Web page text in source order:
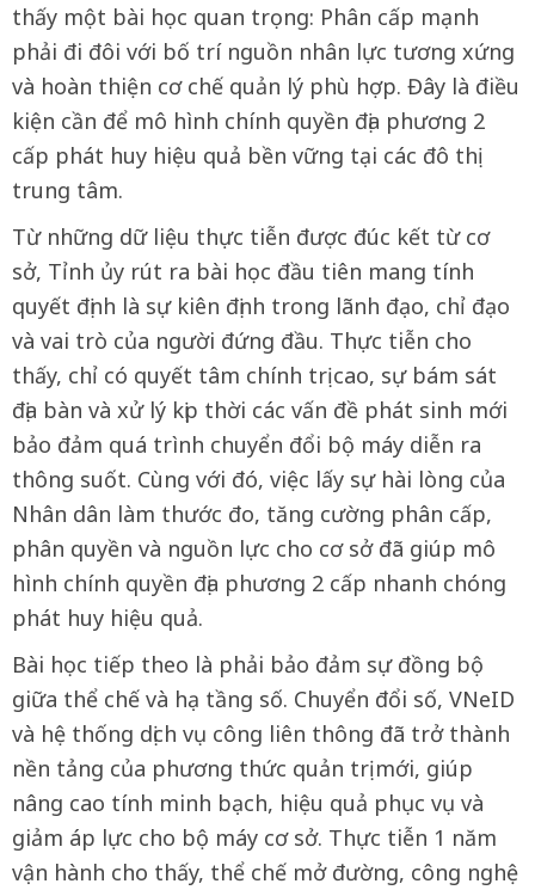
thấy một bài học quan trọng: Phân cấp mạnh
phải đi đôi với bố trí nguồn nhân lực tương xứng
và hoàn thiện cơ chế quản lý phù hợp. Đây là điều
kiện cần để mô hình chính quyền địa phương 2
cấp phát huy hiệu quả bền vững tại các đô thị
trung tâm.
Từ những dữ liệu thực tiễn được đúc kết từ cơ
sở, Tỉnh ủy rút ra bài học đầu tiên mang tính
quyết định là sự kiên định trong lãnh đạo, chỉ đạo
và vai trò của người đứng đầu. Thực tiễn cho
thấy, chỉ có quyết tâm chính trị cao, sự bám sát
địa bàn và xử lý kịp thời các vấn đề phát sinh mới
bảo đảm quá trình chuyển đổi bộ máy diễn ra
thông suốt. Cùng với đó, việc lấy sự hài lòng của
Nhân dân làm thước đo, tăng cường phân cấp,
phân quyền và nguồn lực cho cơ sở đã giúp mô
hình chính quyền địa phương 2 cấp nhanh chóng
phát huy hiệu quả.
Bài học tiếp theo là phải bảo đảm sự đồng bộ
giữa thể chế và hạ tầng số. Chuyển đổi số, VNeID
và hệ thống dịch vụ công liên thông đã trở thành
nền tảng của phương thức quản trị mới, giúp
nâng cao tính minh bạch, hiệu quả phục vụ và
giảm áp lực cho bộ máy cơ sở. Thực tiễn 1 năm
vận hành cho thấy, thể chế mở đường, công nghệ